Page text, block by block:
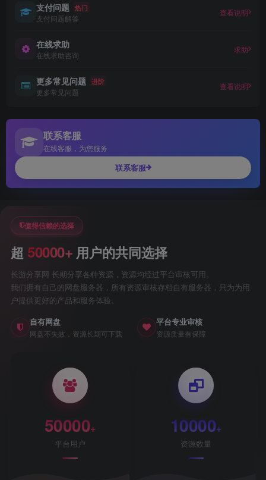
支付问题 热门
支付问题解答
查看说明
在线求助
在线求助咨询
求助
更多常见问题 进阶
更多常见问题
查看说明
联系客服
在线客服，为您服务
联系客服
值得信赖的选择
超 50000+ 用户的共同选择
长游分享网 长期分享各种资源，资源均经过平台审核可用。
我们拥有自己的网盘服务器，所有资源审核存档自有服务器，只为为用
户提供更好的产品和服务体验。
自有网盘
网盘不失效，资源长期可下载
平台专业审核
资源质量有保障
50000+
平台用户
10000+
资源数量